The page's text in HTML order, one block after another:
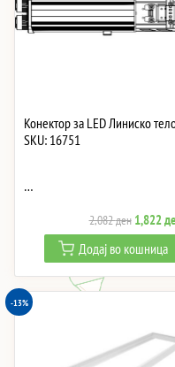
Конектор за LED Линиско
SKU: 16751
…
2,082ден Original
price
was:
2,082
1,822
Додај во кошница
-13%